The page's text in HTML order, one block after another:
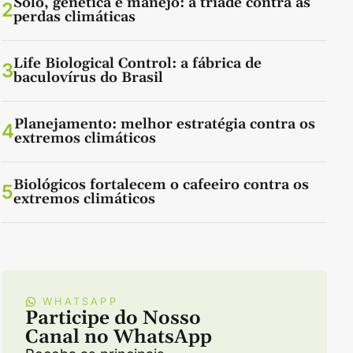
2perdas climáticas
3Life Biological Control: a fábrica de
baculovírus do Brasil
4Planejamento: melhor estratégia contra os
extremos climáticos
5Biológicos fortalecem o cafeeiro contra os
extremos climáticos
WHATSAPP
Participe do Nosso
Canal no WhatsApp